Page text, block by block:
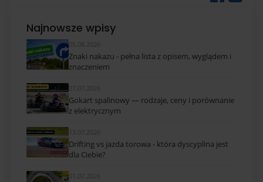
Najnowsze wpisy
05.08.2026
Znaki nakazu - pełna lista z opisem, wyglądem i
znaczeniem
27.07.2026
Gokart spalinowy — rodzaje, ceny i porównanie
z elektrycznym
13.07.2026
Drifting vs jazda torowa - która dyscyplina jest
dla Ciebie?
01.07.2026